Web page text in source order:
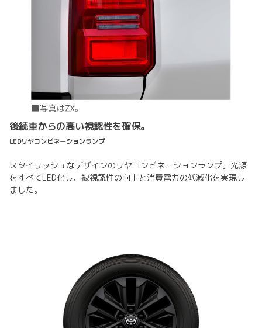
後続車からの高い視認性を確保。
LEDリヤコンビネーションランプ
スタイリッシュなデザインのリヤコンビネーションランプ。光源
をすべてLED化し、被視認性の向上と消費電力の低減化を実現し
ました。